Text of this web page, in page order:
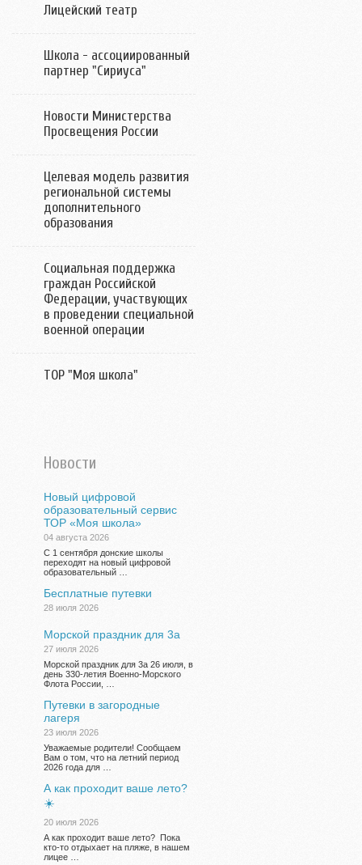
Лицейский театр
Школа - ассоциированный
партнер "Сириуса"
Новости Министерства
Просвещения России
Целевая модель развития
региональной системы
дополнительного
образования
Социальная поддержка
граждан Российской
Федерации, участвующих
в проведении специальной
военной операции
ТОР "Моя школа"
Новости
Новый цифровой
образовательный сервис
ТОР «Моя школа»
04 августа 2026
С 1 сентября донские школы
переходят на новый цифровой
образовательный …
Бесплатные путевки
28 июля 2026
Морской праздник для 3а
27 июля 2026
Морской праздник для 3а 26 июля, в
день 330-летия Военно-Морского
Флота России, …
Путевки в загородные
лагеря
23 июля 2026
Уважаемые родители! Сообщаем
Вам о том, что на летний период
2026 года для …
А как проходит ваше лето?
☀️
20 июля 2026
А как проходит ваше лето? Пока
кто-то отдыхает на пляже, в нашем
лицее …